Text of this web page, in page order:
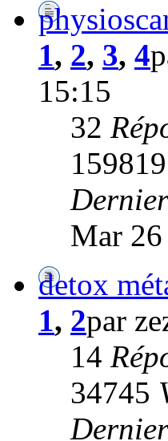
1, 2, 3, 4
15:15
32
159819
Mar
detox
1, 2par
14
34745